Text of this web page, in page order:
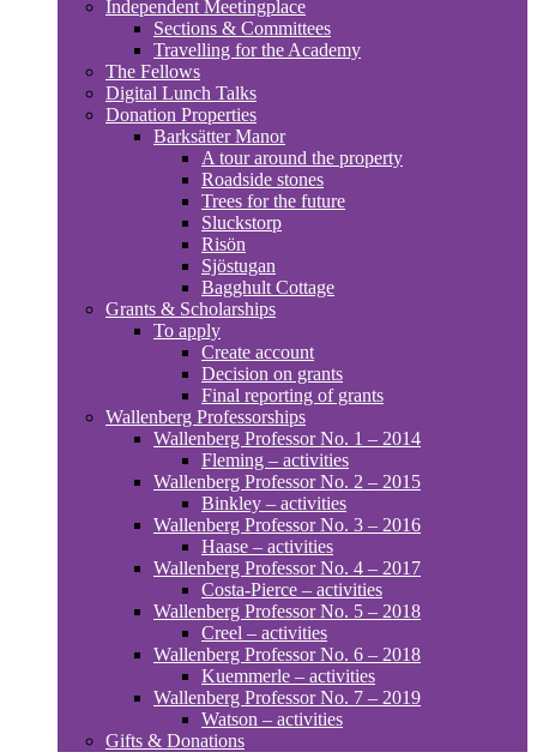
Independent Meetingplace
Sections & Committees
Travelling for the Academy
The Fellows
Digital Lunch Talks
Donation Properties
Barksätter Manor
A tour around the property
Roadside stones
Trees for the future
Sluckstorp
Risön
Sjöstugan
Bagghult Cottage
Grants & Scholarships
To apply
Create account
Decision on grants
Final reporting of grants
Wallenberg Professorships
Wallenberg Professor No. 1 – 2014
Fleming – activities
Wallenberg Professor No. 2 – 2015
Binkley – activities
Wallenberg Professor No. 3 – 2016
Haase – activities
Wallenberg Professor No. 4 – 2017
Costa-Pierce – activities
Wallenberg Professor No. 5 – 2018
Creel – activities
Wallenberg Professor No. 6 – 2018
Kuemmerle – activities
Wallenberg Professor No. 7 – 2019
Watson – activities
Gifts & Donations